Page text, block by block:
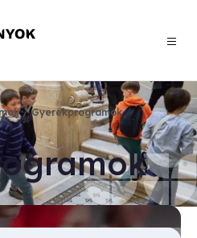
Gyerekprogramok